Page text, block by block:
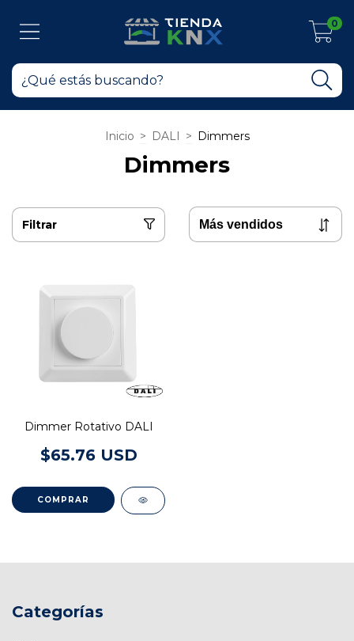
0
Inicio > DALI > Dimmers
Dimmers
Filtrar
Dimmer Rotativo DALI
$65.76 USD
Categorías